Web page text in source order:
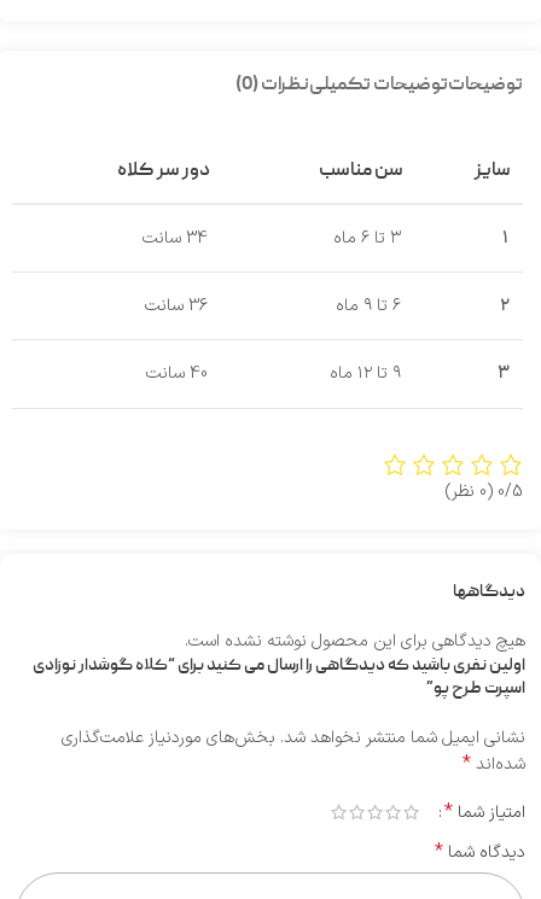
توضیحاتتوضیحات تکمیلینظرات (0)
سایز سن مناسب دور سر کلاه
۱ ۳ تا ۶ ماه 34 سانت
۲ ۶ تا ۹ ماه 36 سانت
۳ ۹ تا ۱۲ ماه 40 سانت
0/5 (0 نظر)
دیدگاهها
هیچ دیدگاهی برای این محصول نوشته نشده است.
اولین نفری باشید که دیدگاهی را ارسال می کنید برای “کلاه گوشدار نوزادی
اسپرت طرح پو”
نشانی ایمیل شما منتشر نخواهد شد. بخش‌های موردنیاز علامت‌گذاری
شده‌اند*
امتیاز شما *
دیدگاه شما *